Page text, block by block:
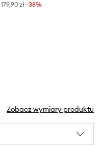
179,90 zł -38%
Zobacz wymiary produktu